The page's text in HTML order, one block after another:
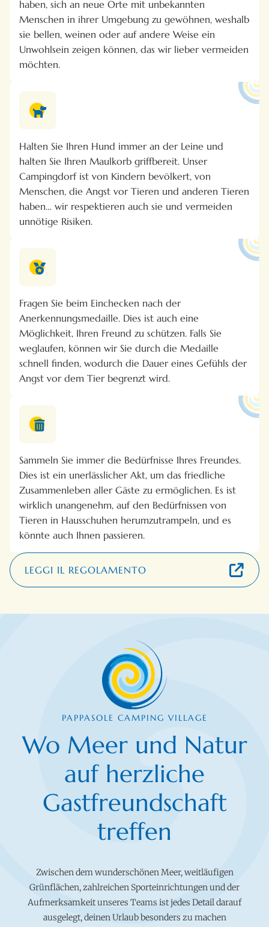
haben, sich an neue Orte mit unbekannten
Menschen in ihrer Umgebung zu gewöhnen, weshalb
sie bellen, weinen oder auf andere Weise ein
Unwohlsein zeigen können, das wir lieber vermeiden
möchten.
Halten Sie Ihren Hund immer an der Leine und
halten Sie Ihren Maulkorb griffbereit. Unser
Campingdorf ist von Kindern bevölkert, von
Menschen, die Angst vor Tieren und anderen Tieren
haben… wir respektieren auch sie und vermeiden
unnötige Risiken.
Fragen Sie beim Einchecken nach der
Anerkennungsmedaille. Dies ist auch eine
Möglichkeit, Ihren Freund zu schützen. Falls Sie
weglaufen, können wir Sie durch die Medaille
schnell finden, wodurch die Dauer eines Gefühls der
Angst vor dem Tier begrenzt wird.
Sammeln Sie immer die Bedürfnisse Ihres Freundes.
Dies ist ein unerlässlicher Akt, um das friedliche
Zusammenleben aller Gäste zu ermöglichen. Es ist
wirklich unangenehm, auf den Bedürfnissen von
Tieren in Hausschuhen herumzutrampeln, und es
könnte auch Ihnen passieren.
LEGGI IL REGOLAMENTO
Wo Meer und Natur
auf herzliche
Gastfreundschaft
treffen
PAPPASOLE CAMPING VILLAGE
Zwischen dem wunderschönen Meer, weitläufigen
Grünflächen, zahlreichen Sporteinrichtungen und der
Aufmerksamkeit unseres Teams ist jedes Detail darauf
ausgelegt, deinen Urlaub besonders zu machen